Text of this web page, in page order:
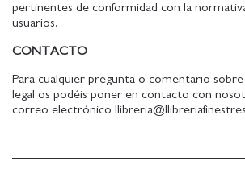
pertinentes de conformidad con la
usuarios.
CONTACTO
Para cualquier pregunta o comentario
legal os podéis poner en contacto con
correo electrónico